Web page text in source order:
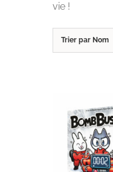
vie !
Trier par Nom